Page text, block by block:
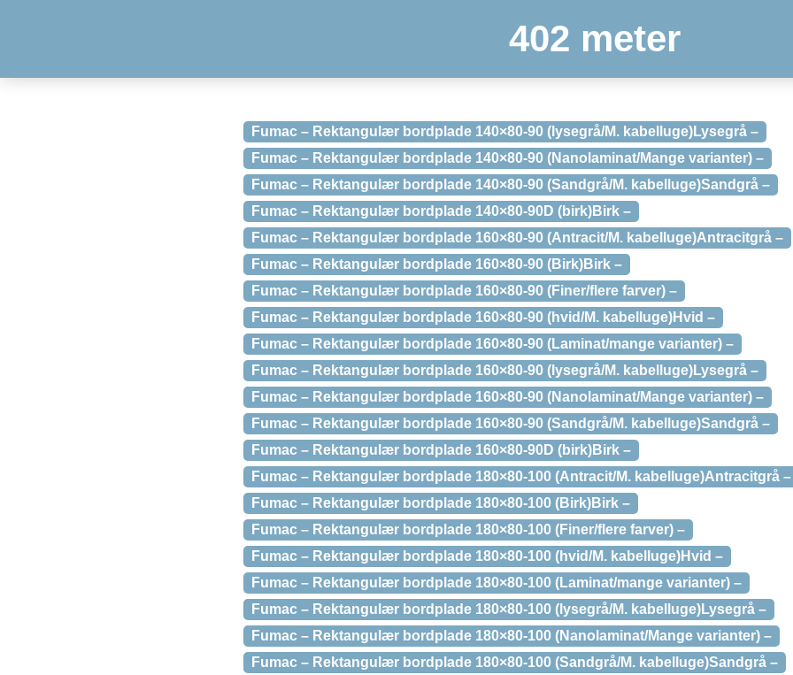
402 meter
Fumac – Rektangulær bordplade 140×80-90 (lysegrå/M. kabelluge)Lysegrå –
Fumac – Rektangulær bordplade 140×80-90 (Nanolaminat/Mange varianter) –
Fumac – Rektangulær bordplade 140×80-90 (Sandgrå/M. kabelluge)Sandgrå –
Fumac – Rektangulær bordplade 140×80-90D (birk)Birk –
Fumac – Rektangulær bordplade 160×80-90 (Antracit/M. kabelluge)Antracitgrå –
Fumac – Rektangulær bordplade 160×80-90 (Birk)Birk –
Fumac – Rektangulær bordplade 160×80-90 (Finer/flere farver) –
Fumac – Rektangulær bordplade 160×80-90 (hvid/M. kabelluge)Hvid –
Fumac – Rektangulær bordplade 160×80-90 (Laminat/mange varianter) –
Fumac – Rektangulær bordplade 160×80-90 (lysegrå/M. kabelluge)Lysegrå –
Fumac – Rektangulær bordplade 160×80-90 (Nanolaminat/Mange varianter) –
Fumac – Rektangulær bordplade 160×80-90 (Sandgrå/M. kabelluge)Sandgrå –
Fumac – Rektangulær bordplade 160×80-90D (birk)Birk –
Fumac – Rektangulær bordplade 180×80-100 (Antracit/M. kabelluge)Antracitgrå –
Fumac – Rektangulær bordplade 180×80-100 (Birk)Birk –
Fumac – Rektangulær bordplade 180×80-100 (Finer/flere farver) –
Fumac – Rektangulær bordplade 180×80-100 (hvid/M. kabelluge)Hvid –
Fumac – Rektangulær bordplade 180×80-100 (Laminat/mange varianter) –
Fumac – Rektangulær bordplade 180×80-100 (lysegrå/M. kabelluge)Lysegrå –
Fumac – Rektangulær bordplade 180×80-100 (Nanolaminat/Mange varianter) –
Fumac – Rektangulær bordplade 180×80-100 (Sandgrå/M. kabelluge)Sandgrå –